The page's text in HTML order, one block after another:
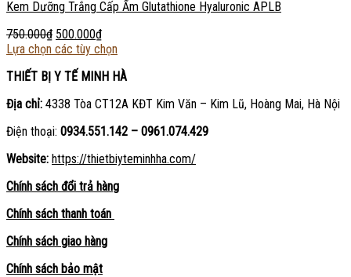
Kem Dưỡng Trắng Cấp Ẩm Glutathione Hyaluronic APLB
750.000₫ 500.000₫
Lựa chọn các tùy chọn
THIẾT BỊ Y TẾ MINH HÀ
Địa chỉ: 4338 Tòa CT12A KĐT Kim Văn – Kim Lũ, Hoàng Mai, Hà Nội
Điện thoại: 0934.551.142 – 0961.074.429
Website: https://thietbiyteminhha.com/
Chính sách đổi trả hàng
Chính sách thanh toán
Chính sách giao hàng
Chính sách bảo mật